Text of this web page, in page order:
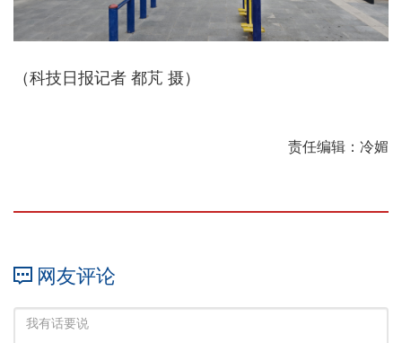
（科技日报记者 都芃 摄）
责任编辑：冷媚
网友评论